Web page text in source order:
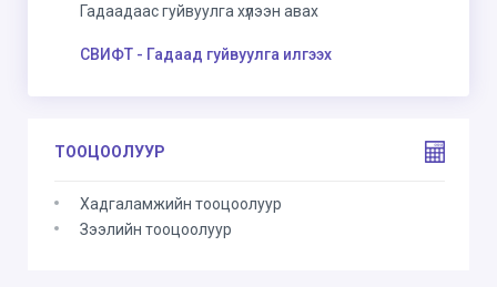
Гадаадаас гуйвуулга хүлээн авах
СВИФТ - Гадаад гуйвуулга илгээх
ТООЦООЛУУР
Хадгаламжийн тооцоолуур
Зээлийн тооцоолуур